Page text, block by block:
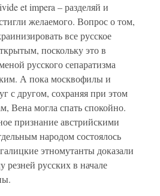
et impera – разделяй и
желаемого. Вопрос о том,
все русское
поскольку это в
русского сепаратизма
А пока москвофилы и
с другом, сохраняя при этом
Вена могла спать спокойно.
признание австрийскими
народом состоялось
этномутанты доказали
резней русских в начале